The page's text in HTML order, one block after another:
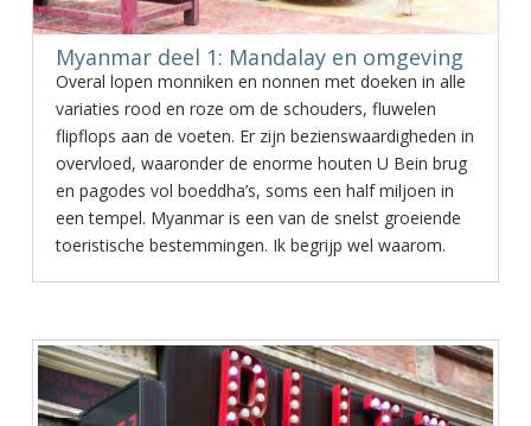
Myanmar deel 1: Mandalay en omgeving
Overal lopen monniken en nonnen met doeken in alle
variaties rood en roze om de schouders, fluwelen
flipflops aan de voeten. Er zijn bezienswaardigheden in
overvloed, waaronder de enorme houten U Bein brug
en pagodes vol boeddha’s, soms een half miljoen in
een tempel. Myanmar is een van de snelst groeiende
toeristische bestemmingen. Ik begrijp wel waarom.